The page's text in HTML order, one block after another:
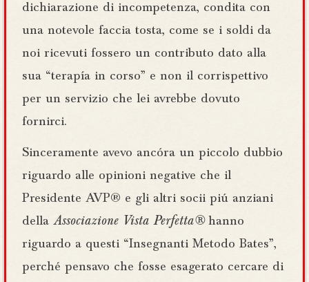
dichiarazione di incompetenza, condita con
una notevole faccia tosta, come se i soldi da
noi ricevuti fossero un contributo dato alla
sua “terapía in corso” e non il corrispettivo
per un servizio che lei avrebbe dovuto
fornirci.
Sinceramente avevo ancóra un piccolo dubbio
riguardo alle opinioni negative che il
Presidente AVP® e gli altri socii piú anziani
dellaAssociazione Vista Perfetta®hanno
riguardo a questi “Insegnanti Metodo Bates”,
perché pensavo che fosse esagerato cercare di